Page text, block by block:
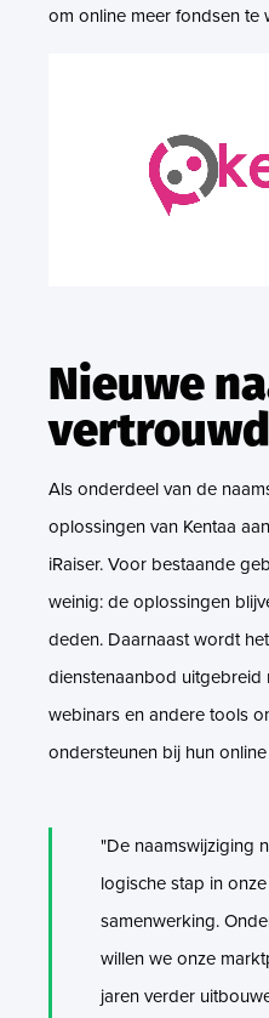
om online meer fondsen te
Nieuwe
Als onderdeel van de
oplossingen van Kentaa
iRaiser. Voor bestaande
weinig: de oplossingen
deden. Daarnaast wordt
dienstenaanbod uitgebreid
webinars en andere tools
ondersteunen bij hun
"De naamswijziging
logische stap in
samenwerking.
willen we onze
jaren verder